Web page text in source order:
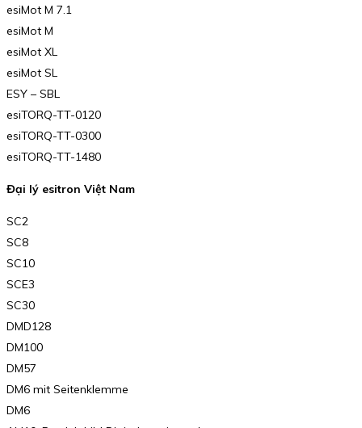
esiMot M 7.1
esiMot M
esiMot XL
esiMot SL
ESY – SBL
esiTORQ-TT-0120
esiTORQ-TT-0300
esiTORQ-TT-1480
Đại lý esitron Việt Nam
SC2
SC8
SC10
SCE3
SC30
DMD128
DM100
DM57
DM6 mit Seitenklemme
DM6